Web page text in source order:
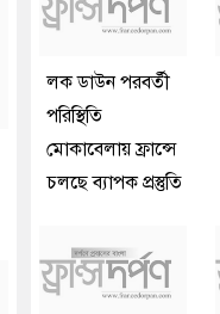
লক ডাউন পরবর্তী
পরিস্থিতি
মোকাবেলায় ফ্রান্সে
চলছে ব্যাপক প্রস্তুতি